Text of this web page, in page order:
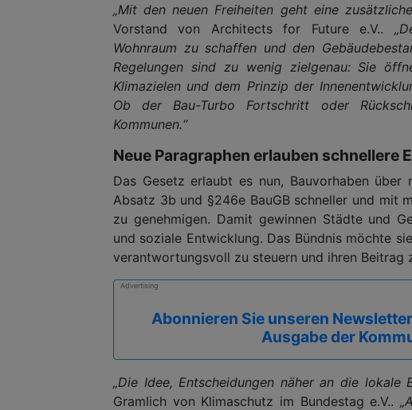
„Mit den neuen Freiheiten geht eine
Vorstand von Architects for Future e.V..
Wohnraum zu schaffen und den
Regelungen sind zu wenig zielgenau: Sie
Klimazielen und dem Prinzip der
Ob der Bau-Turbo Fortschritt oder
Kommunen.“
Neue Paragraphen erlauben schnellere
Das Gesetz erlaubt es nun, Bauvorhaben
Absatz 3b und §246e BauGB schneller und mit
zu genehmigen. Damit gewinnen Städte und
und soziale Entwicklung. Das Bündnis möchte
verantwortungsvoll zu steuern und ihren Beitrag
Advertising
Abonnieren Sie unseren
Ausgabe der
„Die Idee, Entscheidungen näher an die lokale
Gramlich von Klimaschutz im Bundestag e.V..